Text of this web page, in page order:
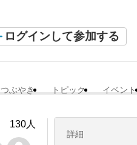
ログインして参加する
つぶやき トピック イベント
詳細
130人